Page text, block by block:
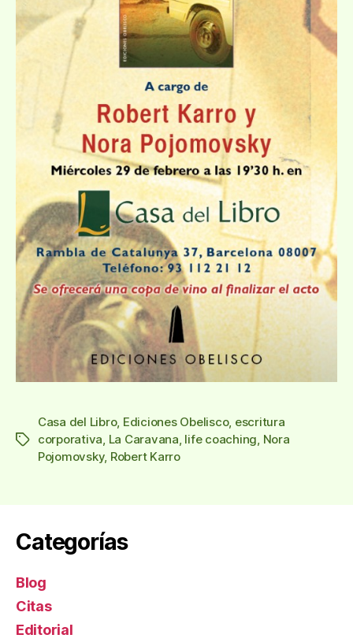
Etiquetas
Casa del Libro, Ediciones Obelisco, escritura
corporativa La Caravana life coaching Nora
Pojomovsky, Robert Karro
Categorías
Blog
Citas
Editorial